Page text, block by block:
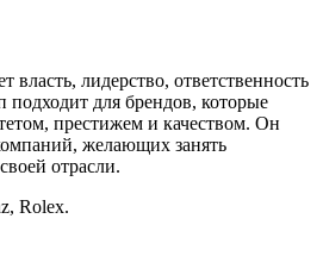
власть, лидерство, ответственность
подходит для брендов, которые
престижем и качеством. Он
желающих занять
отрасли.
Rolex.